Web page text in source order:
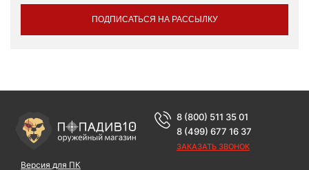
ПОДПИСАТЬСЯ НА РАССЫЛКУ
Версия для ПК
8 (800) 511 35 01
8 (499) 677 16 37
ЗАКАЗАТЬ ЗВОНОК